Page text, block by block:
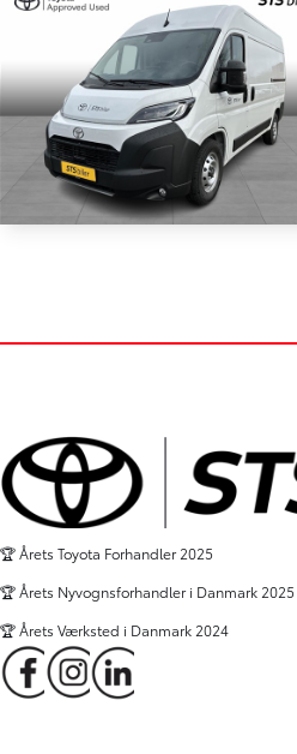
KONTANT (EKSKL. MOMS)
🏆 Årets Toyota Forhandler 2025
🏆 Årets Nyvognsforhandler i Danmark 2025
🏆 Årets Værksted i Danmark 2024